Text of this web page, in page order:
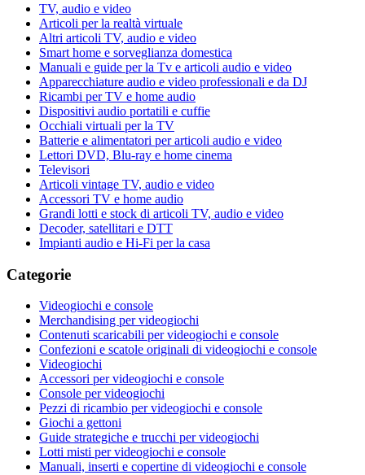
TV, audio e video
Articoli per la realtà virtuale
Altri articoli TV, audio e video
Smart home e sorveglianza domestica
Manuali e guide per la Tv e articoli audio e video
Apparecchiature audio e video professionali e da DJ
Ricambi per TV e home audio
Dispositivi audio portatili e cuffie
Occhiali virtuali per la TV
Batterie e alimentatori per articoli audio e video
Lettori DVD, Blu-ray e home cinema
Televisori
Articoli vintage TV, audio e video
Accessori TV e home audio
Grandi lotti e stock di articoli TV, audio e video
Decoder, satellitari e DTT
Impianti audio e Hi-Fi per la casa
Categorie
Videogiochi e console
Merchandising per videogiochi
Contenuti scaricabili per videogiochi e console
Confezioni e scatole originali di videogiochi e console
Videogiochi
Accessori per videogiochi e console
Console per videogiochi
Pezzi di ricambio per videogiochi e console
Giochi a gettoni
Guide strategiche e trucchi per videogiochi
Lotti misti per videogiochi e console
Manuali, inserti e copertine di videogiochi e console